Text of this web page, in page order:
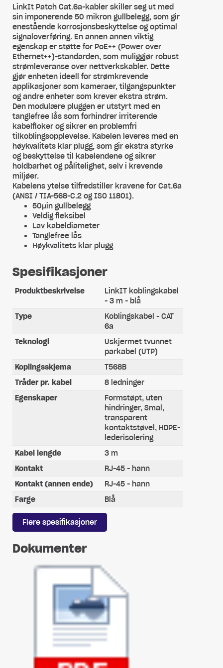
LinkIt Patch Cat.6a-kabler skiller seg ut med
sin imponerende 50 mikron gullbelegg, som gir
enestående korrosjonsbeskyttelse og optimal
signaloverføring. En annen annen viktig
egenskap er støtte for PoE++ (Power over
Ethernet++)-standarden, som muliggjør robust
strømleveranse over nettverkskabler. Dette
gjør enheten ideell for strømkrevende
applikasjoner som kameraer, tilgangspunkter
og andre enheter som krever ekstra strøm.
Den modulære pluggen er utstyrt med en
tanglefree lås som forhindrer irriterende
kabelfloker og sikrer en problemfri
tilkoblingsopplevelse. Kabelen leveres med en
høykvalitets klar plugg, som gir ekstra styrke
og beskyttelse til kabelendene og sikrer
holdbarhet og pålitelighet, selv i krevende
miljøer.
Kabelens ytelse tilfredstiller kravene for Cat.6a
(ANSI / TIA-568-C.2 og ISO 11801).
50μin gullbelegg
Veldig fleksibel
Lav kabeldiameter
Tanglefree lås
Høykvalitets klar plugg
Spesifikasjoner
Produktbeskrivelse
LinkIT koblingskabel
- 3 m - blå
Type
Koblingskabel - CAT
6a
Teknologi
Uskjermet tvunnet
parkabel (UTP)
Koplingsskjema
T568B
Tråder pr. kabel
8 ledninger
Egenskaper
Formstøpt, uten
hindringer, Smal,
transparent
kontaktstøvel, HDPE-
lederisolering
Kabel lengde
3 m
Kontakt
RJ-45 - hann
Kontakt (annen ende)
RJ-45 - hann
Farge
Blå
Flere spesifikasjoner
Dokumenter